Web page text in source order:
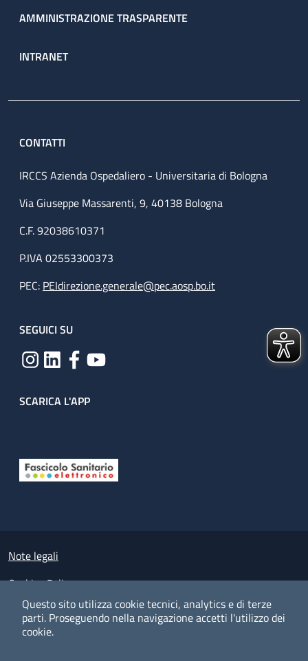
Questo sito utilizza cookie tecnici, analytics e di terze
parti. Proseguendo nella navigazione accetti l'utilizzo dei
cookie.
AMMINISTRAZIONE TRASPARENTE
INTRANET
CONTATTI
IRCCS Azienda Ospedaliero - Universitaria di Bologna
Via Giuseppe Massarenti, 9, 40138 Bologna
C.F. 92038610371
P.IVA 02553300373
PEC: PEIdirezione.generale@pec.aosp.bo.it
SEGUICI SU
SCARICA L'APP
Small prints
Note legali
Cookies Policy
Policy privacy e protezione del dato personale
Albo pretorio on-line